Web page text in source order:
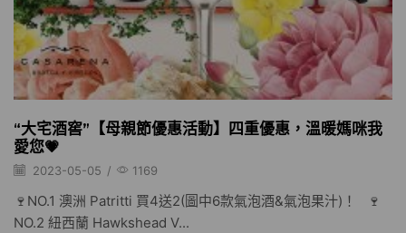
“大宅酒窖”【母親節優惠活動】四重優惠，溫暖媽咪我
愛您💗
2023-05-05 / 1169
🍷NO.1 澳洲 Patritti 買4送2(圖中6款氣泡酒&氣泡果汁)！ 🍷
NO.2 紐西蘭 Hawkshead V...